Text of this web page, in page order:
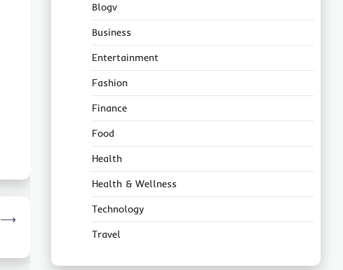
⟶
Blogv
Business
Entertainment
Fashion
Finance
Food
Health
Health & Wellness
Technology
Travel